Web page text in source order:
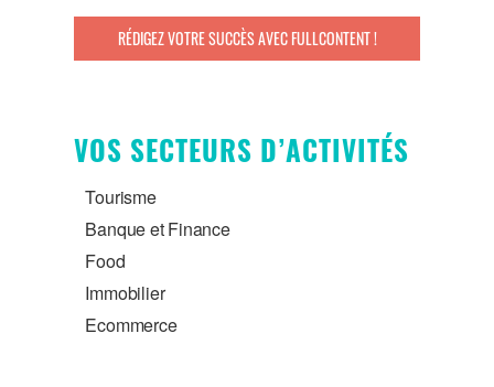
RÉDIGEZ VOTRE SUCCÈS AVEC FULLCONTENT !
VOS SECTEURS D’ACTIVITÉS
Tourisme
Banque et Finance
Food
Immobilier
Ecommerce